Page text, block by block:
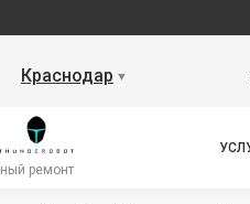
Краснодар ▼
ремонт